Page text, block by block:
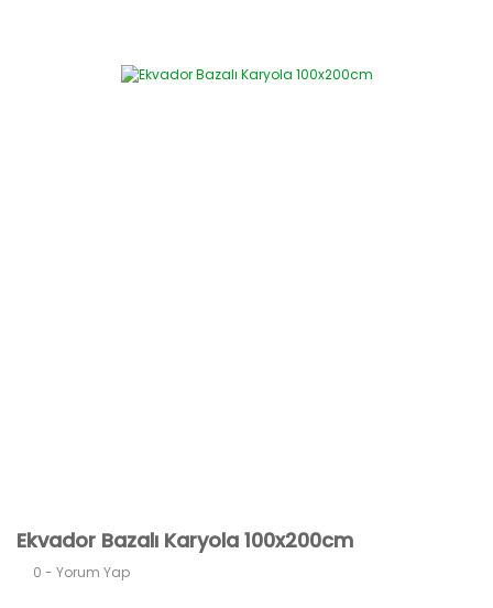
Ekvador Bazalı Karyola 100x200cm
0 - Yorum Yap